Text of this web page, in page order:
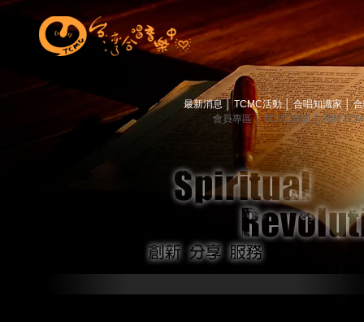
最新消息 TCMC活動│ 合唱知識家│
會員專區│ TCMC會訊│ 關於